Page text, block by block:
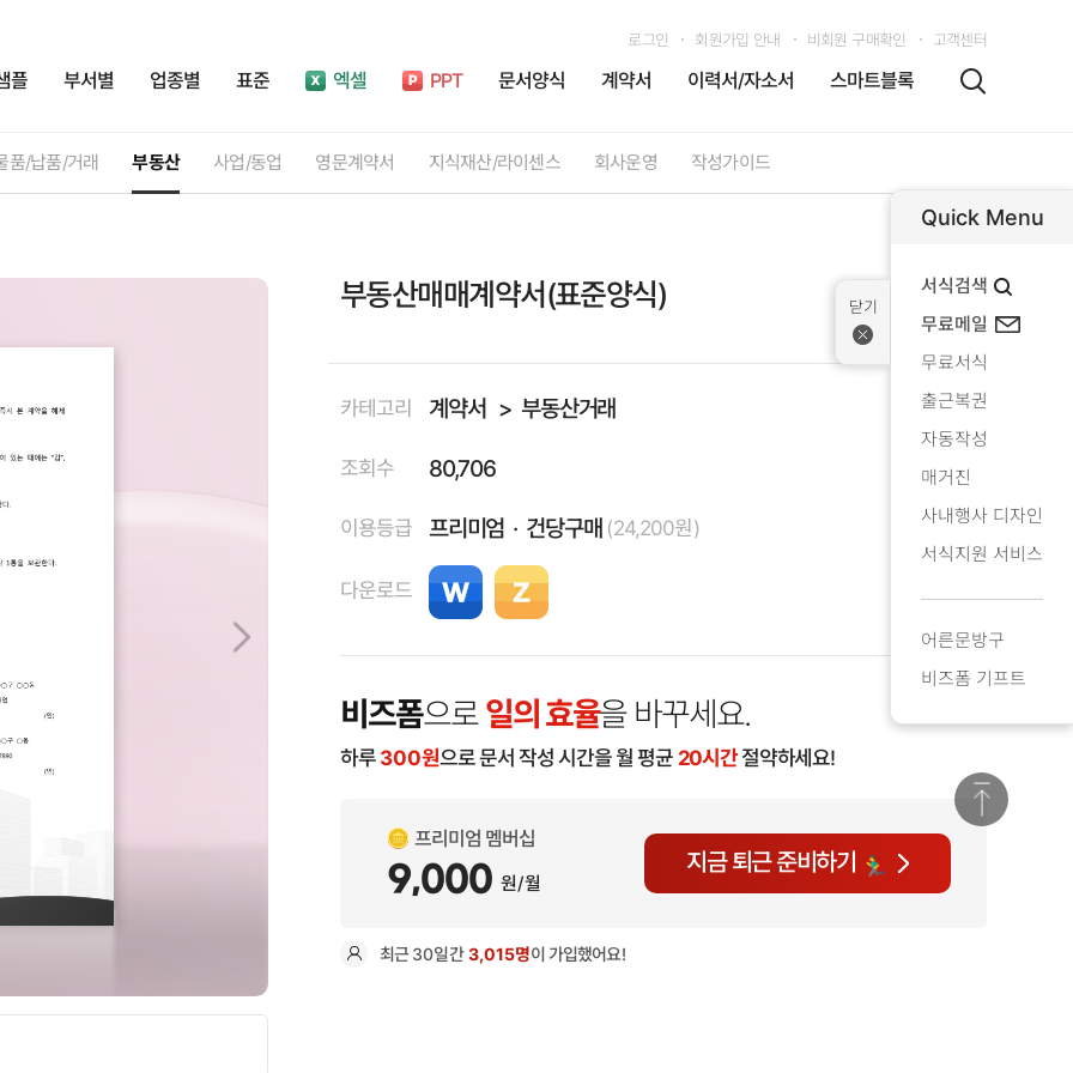
플 부서별 업종별 표준 엑셀 PPT 문서양식 계약서 이력서/자소서 스마트블록
로그인 회원가입 안내 비회원 구매확인 고객센터
품/납품/거래 부동산 사업/동업 영문계약서 지식재산/라이센스 회사운영 작성가이드
부동산매매계약서(표준양식)
카테고리 계약서 부동산거래
조회수 80,706
이용등급 프리미엄 건당구매 (24,200원)
다운로드
비즈폼으로일의 효율을 바꾸세요.
하루 300원으로 문서 작성 시간을 월 평균 20시간절약하세요!
프리미엄 멤버십
9,000 원/월
지금 퇴근 준비하기
최근30일간3,015명이 가입했어요!
Quick Menu
서식검색
무료메일
무료서식
출근복권
자동작성
매거진
사내행사 디자인
서식지원 서비스
어른문방구
비즈폼 기프트